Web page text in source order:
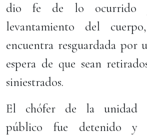
dio fe de lo ocurrido
levantamiento del
encuentra resguardada por
espera de que sean
siniestrados.
El chófer de la unidad
público fue detenido y